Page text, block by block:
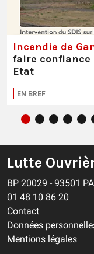
Incendie de
faire
Etat
EN BREF
Lutte
BP 20029 - 93501
01 48 10 86 20
Contact
Données
Mentions légales